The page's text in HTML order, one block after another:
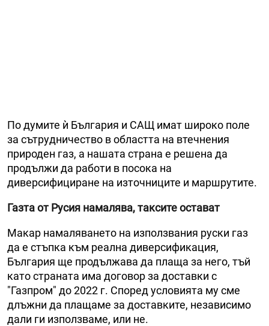
По думите ѝ България и САЩ имат широко поле
за сътрудничество в областта на втечнения
природен газ, а нашата страна е решена да
продължи да работи в посока на
диверсифициране на източниците и маршрутите.
Газта от Русия намалява, таксите остават
Макар намаляването на използвания руски газ
да е стъпка към реална диверсификация,
България ще продължава да плаща за него, тъй
като страната има договор за доставки с
"Газпром" до 2022 г. Според условията му сме
длъжни да плащаме за доставките, независимо
дали ги използваме, или не.